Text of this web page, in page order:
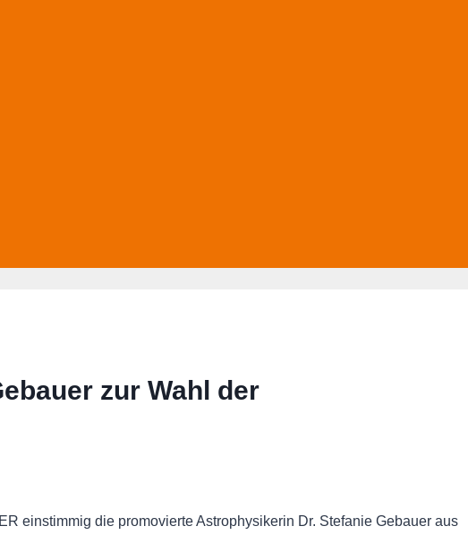
zur Wahl der
einstimmig die promovierte Astrophysikerin Dr. Stefanie Gebauer aus